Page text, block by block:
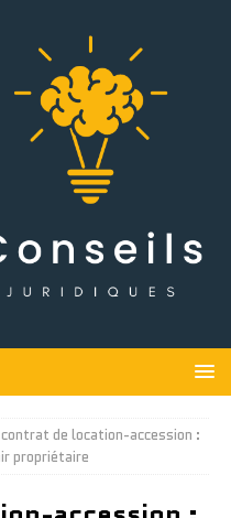
contrat de location-accession :
propriétaire